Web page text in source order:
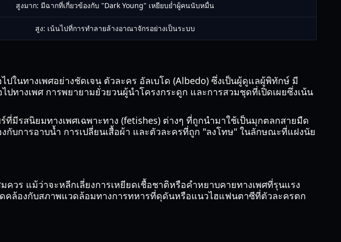
สูงมาก: มีฉากที่เกี่ยวข้องกับ "Dark Young" เหยียบย่ำผู้คนนับหมื่น
สูง: เน้นไปที่การทำลายล้างอาณาจักรอย่างเป็นระบบ
ในทางเพศอย่างชัดเจน ตัวละคร อัลเบโด (Albedo) ซึ่งเป็นผู้ดูแลผู้พิทักษ์ มี
ทางเพศ การพยายามยั่วยวนผู้นำโครงกระดูก และการสวมชุดที่เปิดเผยซึ่งเน้น
มีรสนิยมทางเพศเฉพาะทาง (fetishes) ต่างๆ ที่ถูกนำมาใช้เป็นมุกตลกสายมืด
บการอาบน้ำ การเปลี่ยนเสื้อผ้า และตัวละครที่ถูก "ลงโทษ" ในลักษณะที่แฝงนัย
ร แม้ว่าจะหลีกเลี่ยงการเหยียดเชื้อชาติหรือคำหยาบคายทางเพศที่รุนแรง
ล้องกับสภาพแวดล้อมทางการทหารที่ดุดันหรือแนวไฮแฟนตาซีที่ตัวละครตก